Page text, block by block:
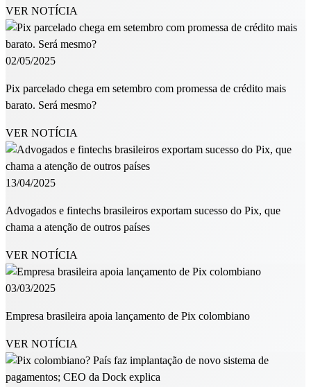
VER NOTÍCIA
02/05/2025
Pix parcelado chega em setembro com promessa de crédito mais
barato. Será mesmo?
VER NOTÍCIA
13/04/2025
Advogados e fintechs brasileiros exportam sucesso do Pix, que
chama a atenção de outros países
VER NOTÍCIA
03/03/2025
Empresa brasileira apoia lançamento de Pix colombiano
VER NOTÍCIA